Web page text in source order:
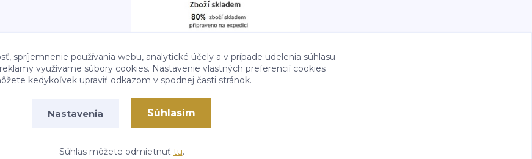
spríjemnenie používania webu, analytické účely a v prípade udelenia súhlasu
využívame súbory cookies. Nastavenie vlastných preferencií cookies
kedykoľvek upraviť odkazom v spodnej časti stránok.
Nastavenia Súhlasím
Súhlas môžete odmietnuť tu.